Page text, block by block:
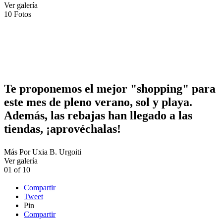
Ver galería
10 Fotos
Te proponemos el mejor "shopping" para
este mes de pleno verano, sol y playa.
Además, las rebajas han llegado a las
tiendas, ¡aprovéchalas!
Más PorUxia B. Urgoiti
Ver galería
01 of 10
Compartir
Tweet
Pin
Compartir